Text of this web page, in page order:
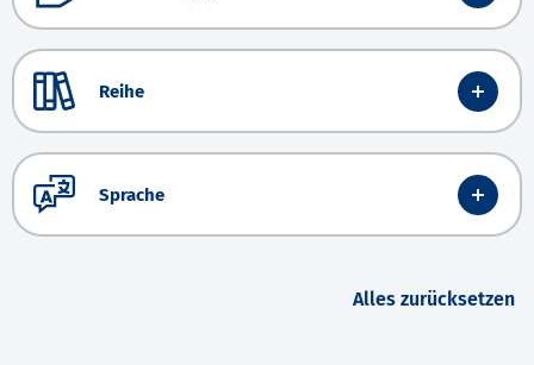
Reihe
Sprache
Alles zurücksetzen